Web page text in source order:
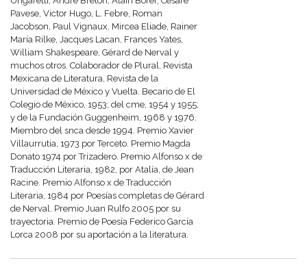
Pavese, Victor Hugo, L. Febre, Roman
Jacobson, Paul Vignaux, Mircea Eliade, Rainer
María Rilke, Jacques Lacan, Frances Yates,
William Shakespeare, Gérard de Nerval y
muchos otros. Colaborador de Plural, Revista
Mexicana de Literatura, Revista de la
Universidad de México y Vuelta. Becario de El
Colegio de México, 1953; del cme, 1954 y 1955;
y de la Fundación Guggenheim, 1968 y 1976.
Miembro del snca desde 1994. Premio Xavier
Villaurrutia, 1973 por Terceto. Premio Magda
Donato 1974 por Trizadero. Premio Alfonso x de
Traducción Literaria, 1982, por Atalía, de Jean
Racine. Premio Alfonso x de Traducción
Literaria, 1984 por Poesías completas de Gérard
de Nerval. Premio Juan Rulfo 2005 por su
trayectoria. Premio de Poesía Federico García
Lorca 2008 por su aportación a la literatura.